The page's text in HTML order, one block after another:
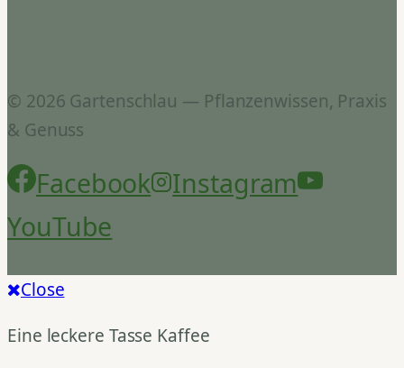
© 2026 Gartenschlau — Pflanzenwissen, Praxis
& Genuss
Facebook
Instagram
YouTube
Close
Eine leckere Tasse Kaffee